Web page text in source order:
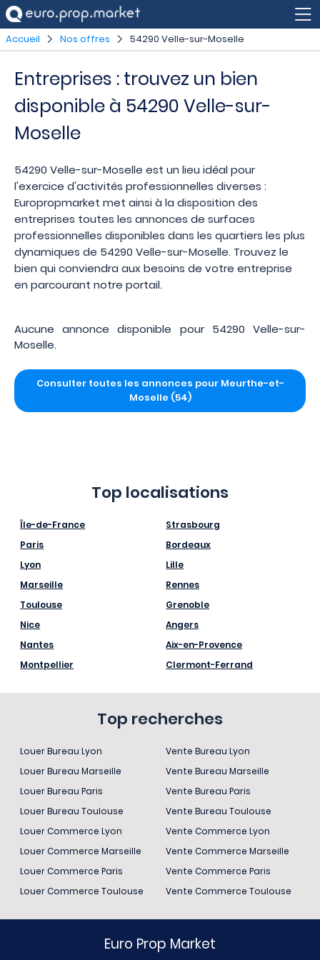
Accueil Nos offres 54290 Velle-sur-Moselle
Entreprises : trouvez un bien
disponible à 54290 Velle-sur-
Moselle
54290 Velle-sur-Moselle est un lieu idéal pour
l'exercice d'activités professionnelles diverses :
Europropmarket met ainsi à la disposition des
entreprises toutes les annonces de surfaces
professionnelles disponibles dans les quartiers les plus
dynamiques de 54290 Velle-sur-Moselle. Trouvez le
bien qui conviendra aux besoins de votre entreprise
en parcourant notre portail.
Aucune annonce disponible pour 54290 Velle-sur-
Moselle.
Consulter toutes les annonces pour Meurthe-et-
Moselle (54)
Top localisations
Île-de-France
Paris
Lyon
Marseille
Toulouse
Nice
Nantes
Montpellier
Strasbourg
Bordeaux
Lille
Rennes
Grenoble
Angers
Aix-en-Provence
Clermont-Ferrand
Top recherches
Louer Bureau Lyon
Louer Bureau Marseille
Louer Bureau Paris
Louer Bureau Toulouse
Louer Commerce Lyon
Louer Commerce Marseille
Louer Commerce Paris
Louer Commerce Toulouse
Vente Bureau Lyon
Vente Bureau Marseille
Vente Bureau Paris
Vente Bureau Toulouse
Vente Commerce Lyon
Vente Commerce Marseille
Vente Commerce Paris
Vente Commerce Toulouse
Euro Prop Market